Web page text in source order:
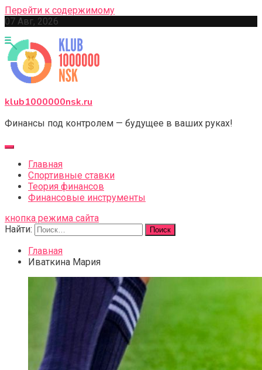
Перейти к содержимому
07 Авг, 2026
klub1000000nsk.ru
Финансы под контролем — будущее в ваших руках!
Главная
Спортивные ставки
Теория финансов
Финансовые инструменты
кнопка режима сайта
Найти:
Главная
Иваткина Мария